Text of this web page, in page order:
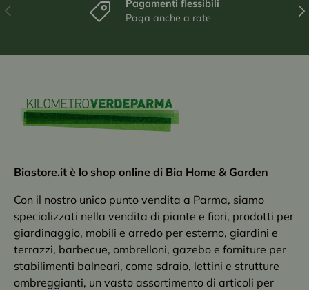
Indietro
Pagamenti flessibili
Paga anche a rate
Biastore.it è lo shop online di Bia Home & Garden
Con il nostro unico punto vendita a Parma, siamo
specializzati nella vendita di piante e fiori, prodotti per
giardinaggio, mobili e arredo per esterno, giardini e
terrazzi, barbecue, ombrelloni, gazebo e forniture per
stabilimenti balneari, come sdraio, lettini e strutture
ombreggianti, un vasto assortimento di articoli per